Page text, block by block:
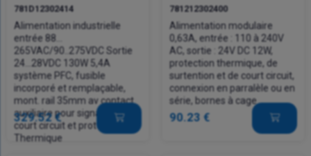
781D12302414
Alimentation industrielle
entrée 88…
265VAC/90..275VDC Sortie
24...28VDC 130W 5,4A
système PFC, fusible
incorporé et remplaçable,
mont. rail 35mm av contact
auxiliaire pour signalisation
court circuit et protection
Thermique
329.52 €
781212302400
Alimentation modulaire
0,63A, entrée : 110 à 240V
AC, sortie : 24V DC 12W,
protection thermique, de
surtention et de court circuit,
connexion en parralèle ou en
série, bornes à cage
90.23 €